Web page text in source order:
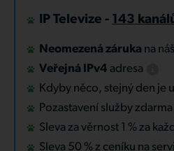
IP Televize - 143
Neomezená záruka na
Veřejná IPv4 adresa
Kdyby něco, stejný den je
Pozastavení služby zdarma
Sleva za věrnost 1 % za
Sleva 50 % z ceníku na